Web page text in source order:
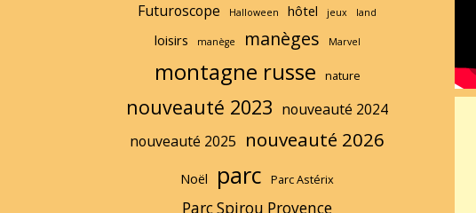
Futuroscope Halloween hôtel jeux land
loisirs manège manèges Marvel
montagne russe nature
nouveauté 2023 nouveauté 2024
nouveauté 2025 nouveauté 2026
Noël parc Parc Astérix
Parc Spirou Provence